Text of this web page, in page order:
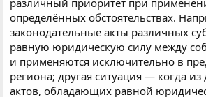
определённых обстоятельствах.
законодательные акты различных
равную юридическую силу между
и применяются исключительно в
региона; другая ситуация — когда
актов, обладающих равной